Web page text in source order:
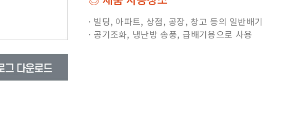
· 빌딩, 아파트, 상점, 공장, 창고 등의 일반배기
· 공기조화, 냉난방 송풍, 급배기용으로 사용